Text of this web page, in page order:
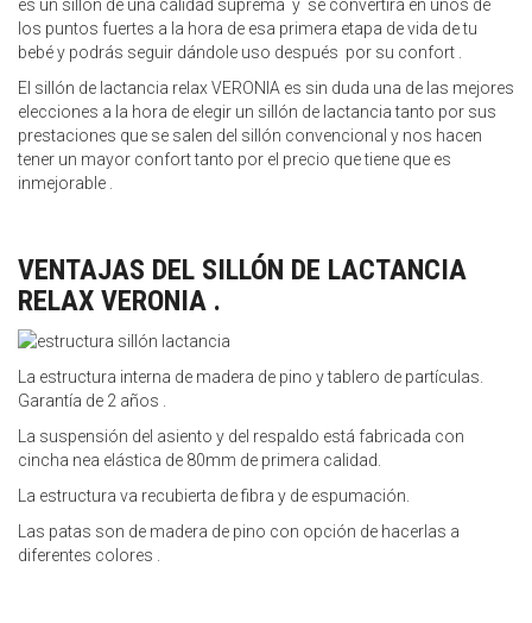
es un sillón de una calidad suprema y se convertirá en unos de
los puntos fuertes a la hora de esa primera etapa de vida de tu
bebé y podrás seguir dándole uso después por su confort .
El sillón de lactancia relax VERONIA es sin duda una de las mejores
elecciones a la hora de elegir un sillón de lactancia tanto por sus
prestaciones que se salen del sillón convencional y nos hacen
tener un mayor confort tanto por el precio que tiene que es
inmejorable .
VENTAJAS DEL SILLÓN DE LACTANCIA
RELAX VERONIA .
La estructura interna de madera de pino y tablero de partículas.
Garantía de 2 años .
La suspensión del asiento y del respaldo está fabricada con
cincha nea elástica de 80mm de primera calidad.
La estructura va recubierta de fibra y de espumación.
Las patas son de madera de pino con opción de hacerlas a
diferentes colores .